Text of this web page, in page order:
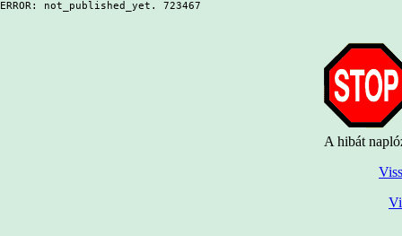
ERROR: not_published_yet. 723467
A hibát